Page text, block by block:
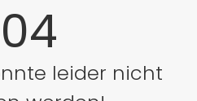
leider nicht